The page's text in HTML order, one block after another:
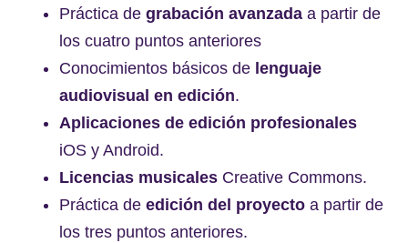
Práctica de grabación avanzada a partir de
los cuatro puntos anteriores
Conocimientos básicos de lenguaje
audiovisual en edición.
Aplicaciones de edición profesionales
iOS y Android.
Licencias musicales Creative Commons.
Práctica de edición del proyecto a partir de
los tres puntos anteriores.